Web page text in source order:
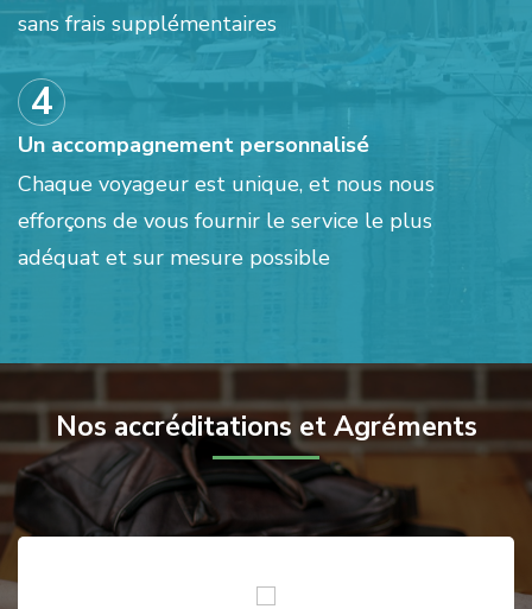
sans frais supplémentaires
Un accompagnement personnalisé
Chaque voyageur est unique, et nous nous
efforçons de vous fournir le service le plus
adéquat et sur mesure possible
Nos accréditations et Agréments